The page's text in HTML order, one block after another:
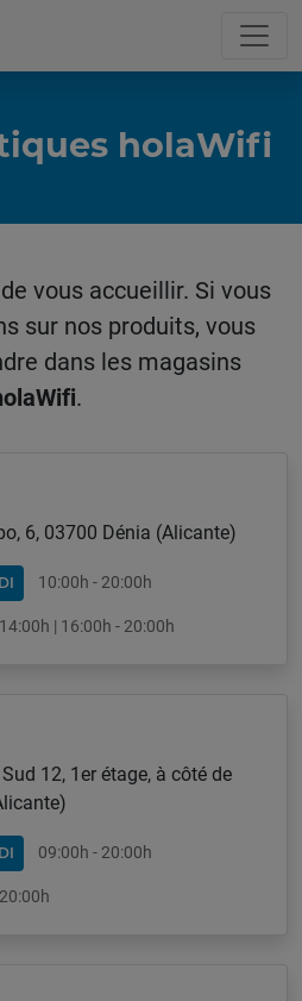
holaWifi
vous accueillir. Si vous
sur nos produits, vous
dans les magasins
.
6, 03700 Dénia (Alicante)
10:00h - 20:00h
| 16:00h - 20:00h
12, 1er étage, à côté de
09:00h - 20:00h